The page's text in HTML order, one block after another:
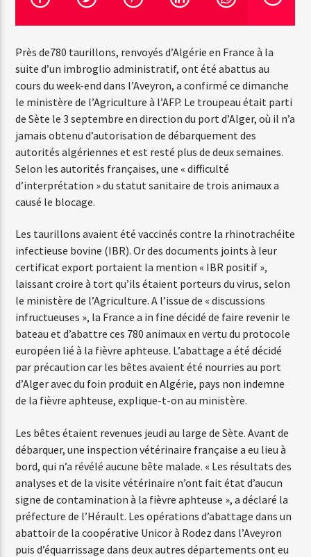
Emission en cours
Web-Radio-Années 100% 80s
07:00 22:00
Web-Radio-Le-Mosquitos
Web-Radio-Années 70
Web-Radio-Années 80
Web-Radio-Italia
Près de780 taurillons, renvoyés d’Algérie en France à la
suite d’un imbroglio administratif, ont été abattus au
cours du week-end dans l’Aveyron, a confirmé ce dimanche
le ministère de l’Agriculture à l’AFP. Le troupeau était parti
de Sète le 3 septembre en direction du port d’Alger, où il n’a
jamais obtenu d’autorisation de débarquement des
autorités algériennes et est resté plus de deux semaines.
Selon les autorités françaises, une « difficulté
d’interprétation » du statut sanitaire de trois animaux a
causé le blocage.
Les taurillons avaient été vaccinés contre la rhinotrachéite
infectieuse bovine (IBR). Or des documents joints à leur
certificat export portaient la mention « IBR positif »,
laissant croire à tort qu’ils étaient porteurs du virus, selon
le ministère de l’Agriculture. A l’issue de « discussions
infructueuses », la France a in fine décidé de faire revenir le
bateau et d’abattre ces 780 animaux en vertu du protocole
européen lié à la fièvre aphteuse. L’abattage a été décidé
par précaution car les bêtes avaient été nourries au port
d’Alger avec du foin produit en Algérie, pays non indemne
de la fièvre aphteuse, explique-t-on au ministère.
Les bêtes étaient revenues jeudi au large de Sète. Avant de
débarquer, une inspection vétérinaire française a eu lieu à
bord, qui n’a révélé aucune bête malade. « Les résultats des
analyses et de la visite vétérinaire n’ont fait état d’aucun
signe de contamination à la fièvre aphteuse », a déclaré la
préfecture de l’Hérault. Les opérations d’abattage dans un
abattoir de la coopérative Unicor à Rodez dans l’Aveyron
puis d’équarrissage dans deux autres départements ont eu